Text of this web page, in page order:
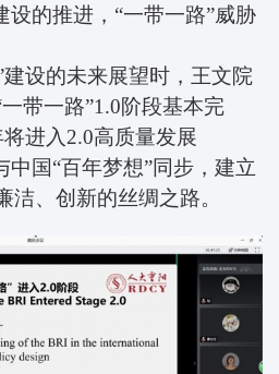
设的推进，“一带一路”威胁
建设的未来展望时，王文院
带一路”1.0阶段基本完
进入2.0高质量发展
中国“百年梦想”同步，建立
、创新的丝绸之路。